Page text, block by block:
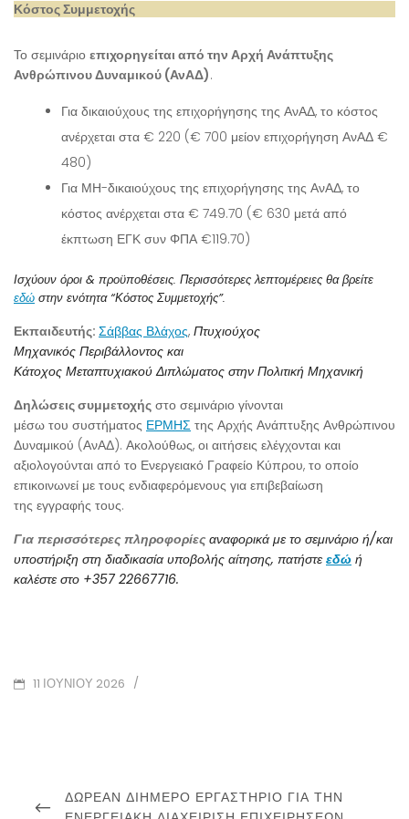
Κόστος Συμμετοχής
Το σεμινάριο επιχορηγείται από την Αρχή Ανάπτυξης
Ανθρώπινου Δυναμικού (ΑνΑΔ).
Για δικαιούχους της επιχορήγησης της ΑνΑΔ, το κόστος
ανέρχεται στα € 220 (€ 700 μείον επιχορήγηση ΑνΑΔ €
480)
Για ΜΗ-δικαιούχους της επιχορήγησης της ΑνΑΔ, το
κόστος ανέρχεται στα € 749.70 (€ 630 μετά από
έκπτωση ΕΓΚ συν ΦΠΑ €119.70)
Ισχύουν όροι & προϋποθέσεις. Περισσότερες λεπτομέρειες θα βρείτε
εδώ στην ενότητα “Κόστος Συμμετοχής”.
Εκπαιδευτής: Σάββας Βλάχος, Πτυχιούχος
Μηχανικός Περιβάλλοντος και
Κάτοχος Μεταπτυχιακού Διπλώματος στην Πολιτική Μηχανική
Δηλώσεις συμμετοχής στο σεμινάριο γίνονται
μέσω του συστήματος ΕΡΜΗΣ της Αρχής Ανάπτυξης Ανθρώπινου
Δυναμικού (ΑνΑΔ). Ακολούθως, οι αιτήσεις ελέγχονται και
αξιολογούνται από το Ενεργειακό Γραφείο Κύπρου, το οποίο
επικοινωνεί με τους ενδιαφερόμενους για επιβεβαίωση
της εγγραφής τους.
Για περισσότερες πληροφορίες αναφορικά με το σεμινάριο ή/και
υποστήριξη στη διαδικασία υποβολής αίτησης, πατήστε εδώ ή
καλέστε στο +357 22667716.
POSTED
11 ΙΟΥΝΊΟΥ 2026 /
άρθρωνPREVIOUS
ΔΩΡΕΆΝ ΔΙΉΜΕΡΟ ΕΡΓΑΣΤΉΡΙΟ ΓΙΑ ΤΗΝ